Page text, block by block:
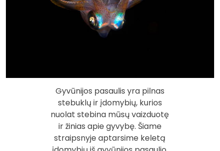
Gyvūnijos pasaulis yra pilnas
stebuklų ir įdomybių, kurios
nuolat stebina mūsų vaizduotę
ir žinias apie gyvybę. Šiame
straipsnyje aptarsime keletą